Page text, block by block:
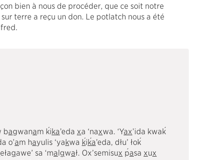
bien à nous de procéder, que ce soit notre
sur terre a reçu un don. Le potlatch nous a été
bagwanam k
´ika’eda xa ‘naxwa. ‘Yax’ida kwak
´
o’am hayulis ‘yakwa k
´ik
´a’eda, dłu’ łok
´
ełagawe’ sa ‘malgwał. Ox’semisux p
´asa xux